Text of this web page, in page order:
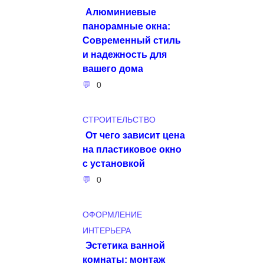
Алюминиевые
панорамные окна:
Современный стиль
и надежность для
вашего дома
0
СТРОИТЕЛЬСТВО
От чего зависит цена
на пластиковое окно
с установкой
0
ОФОРМЛЕНИЕ
ИНТЕРЬЕРА
Эстетика ванной
комнаты: монтаж